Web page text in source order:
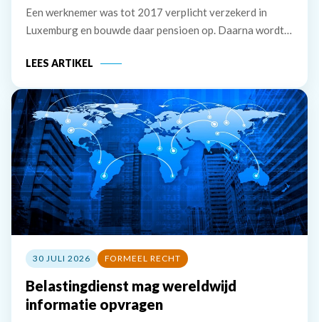
Een werknemer was tot 2017 verplicht verzekerd in
Luxemburg en bouwde daar pensioen op. Daarna wordt
Luxemburgse pensioenregeling vrijwillig voort. De
LEES ARTIKEL
30 JULI 2026 FORMEEL RECHT
Belastingdienst mag wereldwijd
informatie opvragen